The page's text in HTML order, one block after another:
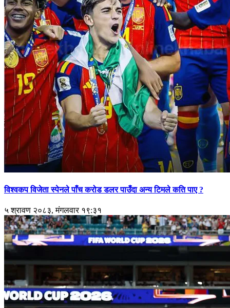
विश्वकप विजेता स्पेनले पाँच करोड डलर पाउँदा अन्य टिमले कति पाए ?
५ श्रावण २०८३, मंगलवार १९:३१